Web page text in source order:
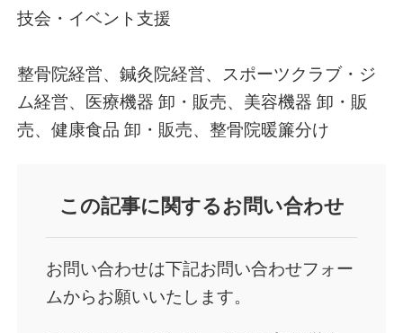
技会・イベント支援
整骨院経営、鍼灸院経営、スポーツクラブ・ジ
ム経営、医療機器 卸・販売、美容機器 卸・販
売、健康食品 卸・販売、整骨院暖簾分け
この記事に関するお問い合わせ
お問い合わせは下記お問い合わせフォー
ムからお願いいたします。